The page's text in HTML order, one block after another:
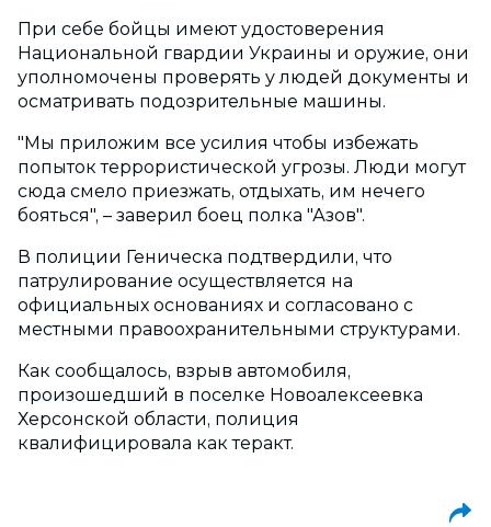
При себе бойцы имеют удостоверения
Национальной гвардии Украины и оружие, они
уполномочены проверять у людей документы и
осматривать подозрительные машины.
"Мы приложим все усилия чтобы избежать
попыток террористической угрозы. Люди могут
сюда смело приезжать, отдыхать, им нечего
бояться", – заверил боец полка "Азов".
В полиции Геническа подтвердили, что
патрулирование осуществляется на
официальных основаниях и согласовано с
местными правоохранительными структурами.
Как сообщалось, взрыв автомобиля,
произошедший в поселке Новоалексеевка
Херсонской области, полиция
квалифицировала как теракт.